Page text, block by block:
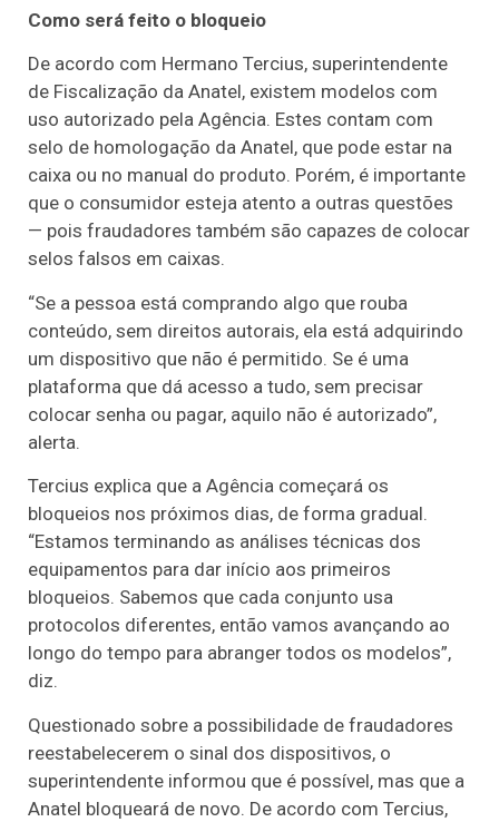
Como será feito o bloqueio
De acordo com Hermano Tercius, superintendente
de Fiscalização da Anatel, existem modelos com
uso autorizado pela Agência. Estes contam com
selo de homologação da Anatel, que pode estar na
caixa ou no manual do produto. Porém, é importante
que o consumidor esteja atento a outras questões
— pois fraudadores também são capazes de colocar
selos falsos em caixas.
“Se a pessoa está comprando algo que rouba
conteúdo, sem direitos autorais, ela está adquirindo
um dispositivo que não é permitido. Se é uma
plataforma que dá acesso a tudo, sem precisar
colocar senha ou pagar, aquilo não é autorizado”,
alerta.
Tercius explica que a Agência começará os
bloqueios nos próximos dias, de forma gradual.
“Estamos terminando as análises técnicas dos
equipamentos para dar início aos primeiros
bloqueios. Sabemos que cada conjunto usa
protocolos diferentes, então vamos avançando ao
longo do tempo para abranger todos os modelos”,
diz.
Questionado sobre a possibilidade de fraudadores
reestabelecerem o sinal dos dispositivos, o
superintendente informou que é possível, mas que a
Anatel bloqueará de novo. De acordo com Tercius,